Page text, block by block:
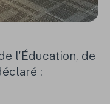
l'Éducation, de
: